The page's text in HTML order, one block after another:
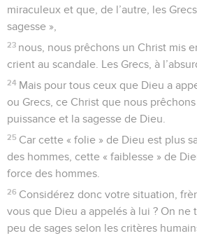
miraculeux et que, de l’autre, les
sagesse »,
23 nous, nous prêchons un Christ mis
crient au scandale. Les Grecs, à
24 Mais pour tous ceux que Dieu a
ou Grecs, ce Christ que nous
puissance et la sagesse de Dieu.
25 Car cette « folie » de Dieu est plus
des hommes, cette « faiblesse » de
force des hommes.
26 Considérez donc votre situation,
vous que Dieu a appelés à lui ? On ne
peu de sages selon les critères